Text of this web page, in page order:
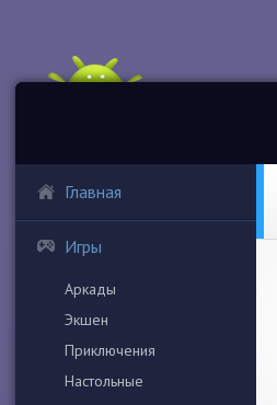
Главная
Игры
Аркады
Экшен
Приключения
Настольные